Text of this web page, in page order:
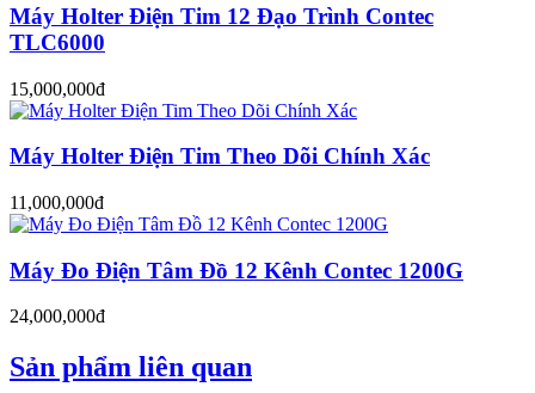
Máy Holter Điện Tim 12 Đạo Trình Contec
TLC6000
15,000,000đ
Máy Holter Điện Tim Theo Dõi Chính Xác
11,000,000đ
Máy Đo Điện Tâm Đồ 12 Kênh Contec 1200G
24,000,000đ
Sản phẩm liên quan